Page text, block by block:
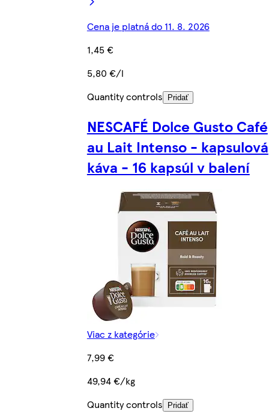
Cena je platná do 11. 8. 2026
1,45 €
5,80 €/l
Quantity controls
Pridať
NESCAFÉ Dolce Gusto Café
au Lait Intenso - kapsulová
káva - 16 kapsúl v balení
Viac z kategórie
7,99 €
49,94 €/kg
Quantity controls
Pridať